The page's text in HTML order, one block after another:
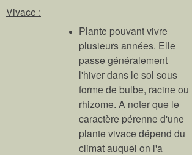
Vivace :
Plante pouvant vivre
plusieurs années. Elle
passe généralement
l'hiver dans le sol sous
forme de bulbe, racine ou
rhizome. A noter que le
caractère pérenne d'une
plante vivace dépend du
climat auquel on l'a